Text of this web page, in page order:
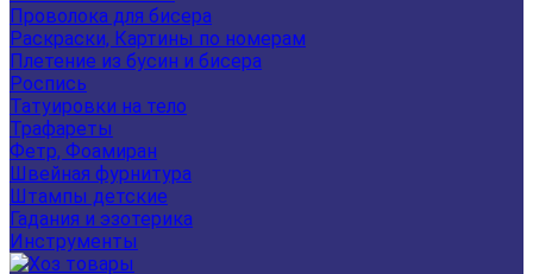
Проволока для бисера
Раскраски, Картины по номерам
Плетение из бусин и бисера
Роспись
Татуировки на тело
Трафареты
Фетр, Фоамиран
Швейная фурнитура
Штампы детские
Гадания и эзотерика
Инструменты